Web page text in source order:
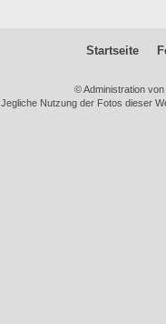
Startseite
© Administration
Jegliche Nutzung der Fotos dieser